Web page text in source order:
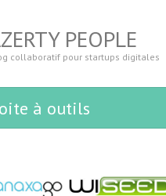
PEOPLE
collaboratif pour startups digitales
à outils